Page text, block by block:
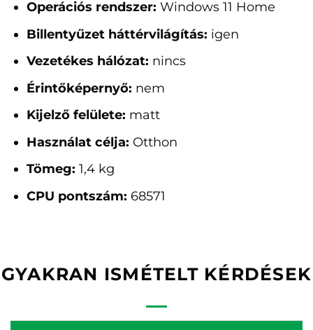
Operációs rendszer: Windows 11 Home
Billentyűzet háttérvilágítás: igen
Vezetékes hálózat: nincs
Érintőképernyő: nem
Kijelző felülete: matt
Használat célja: Otthon
Tömeg: 1,4 kg
CPU pontszám: 68571
GYAKRAN ISMÉTELT KÉRDÉSEK